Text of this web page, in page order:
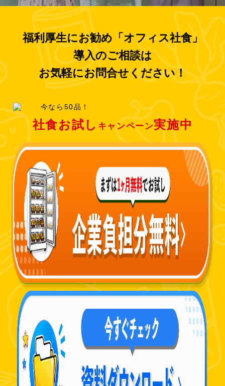
福利厚生にお勧め「オフィス社食」
導入のご相談は
お気軽にお問合せください！
社食お試し キャンペーン実施中